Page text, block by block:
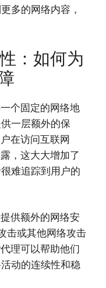
多的网络内容，
：如何为
个固定的网络地
一层额外的保
在访问互联网
，这大大增加了
难追踪到用户的
供额外的网络安
击或其他网络攻击
理可以帮助他们
动的连续性和稳